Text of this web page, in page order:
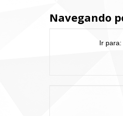
Navegando
Ir para: